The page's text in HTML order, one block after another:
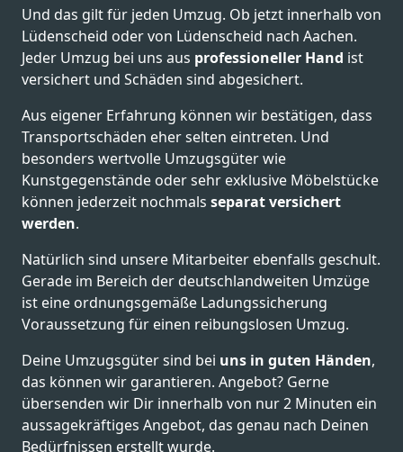
Und das gilt für jeden Umzug. Ob jetzt innerhalb von
Lüdenscheid oder von Lüdenscheid nach Aachen.
Jeder Umzug bei uns aus professioneller Hand ist
versichert und Schäden sind abgesichert.
Aus eigener Erfahrung können wir bestätigen, dass
Transportschäden eher selten eintreten. Und
besonders wertvolle Umzugsgüter wie
Kunstgegenstände oder sehr exklusive Möbelstücke
können jederzeit nochmals separat versichert
werden.
Natürlich sind unsere Mitarbeiter ebenfalls geschult.
Gerade im Bereich der deutschlandweiten Umzüge
ist eine ordnungsgemäße Ladungssicherung
Voraussetzung für einen reibungslosen Umzug.
Deine Umzugsgüter sind bei uns in guten Händen,
das können wir garantieren. Angebot? Gerne
übersenden wir Dir innerhalb von nur 2 Minuten ein
aussagekräftiges Angebot, das genau nach Deinen
Bedürfnissen erstellt wurde.